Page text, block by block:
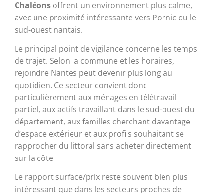
Chaléons offrent un environnement plus calme,
avec une proximité intéressante vers Pornic ou le
sud-ouest nantais.
Le principal point de vigilance concerne les temps
de trajet. Selon la commune et les horaires,
rejoindre Nantes peut devenir plus long au
quotidien. Ce secteur convient donc
particulièrement aux ménages en télétravail
partiel, aux actifs travaillant dans le sud-ouest du
département, aux familles cherchant davantage
d’espace extérieur et aux profils souhaitant se
rapprocher du littoral sans acheter directement
sur la côte.
Le rapport surface/prix reste souvent bien plus
intéressant que dans les secteurs proches de